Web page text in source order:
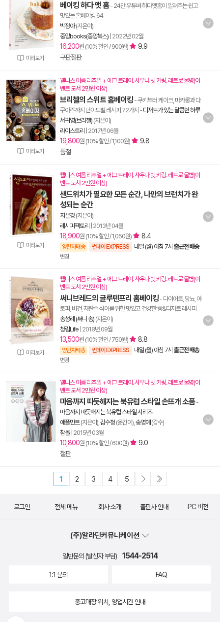
미리보기
베이킹 하다 앳 홈- 24만 유튜버 하다앳홈이 알려주는 쉽고
맛있는 홈베이킹 64
박정아(지은이)
중앙books(중앙북스) 2022년 02월
16,200원 (10% 할인 / 900원)
9.9
구판절판
미리보기
웰니스 여름 리추얼 + 에그 트레이. 사우나 빗 키링. 레트로 물병(이
벤트 도서 2만원 이상)
브리첼의 스위트 홈베이킹 - 쿠키부터 케이크, 마카롱과 다
쿠아즈까지 난이도별 레시피 72가지 - 디저트가 있는 달콤한 하루
서귀영(브리첼) (지은이)
라이스트리
2017년 06월
19,800원 (10% 할인 / 1,100원)
9.8
품절
미리보기
웰니스 여름 리추얼 + 에그 트레이. 사우나 빗 키링. 레트로 물병(이
벤트 도서 2만원 이상)
샌드위치가 필요한 모든 순간, 나만의 브런치가 완
성되는 순간
지은경 (지은이)
레시피팩토리
2013년 04월
18,900원 (10% 할인 / 1,050원) 8.4
양탄자배송 썬데이 EXPRESS 내일 (월) 아침 7시 출근전 배송
변경
미리보기
웰니스 여름 리추얼 + 에그 트레이. 사우나 빗 키링. 레트로 물병(이
벤트 도서 2만원 이상)
써니브레드의 글루텐프리 홈베이킹 - 다이어트, 당뇨, 아
토피, 비건, 저탄수 식이를 위한 맛있고 건강한 빵&디저트 레시피
송성례 (써니 송) (지은이)
청림Life 2018년 09월
13,500원 (10% 할인 / 750원) 8.8
양탄자배송 썬데이 EXPRESS 내일 (월) 아침 7시 출근전 배송
변경
웰니스 여름 리추얼 + 에그 트레이. 사우나 빗 키링. 레트로 물병(이
벤트 도서 2만원 이상)
마음까지 따듯해지는 북유럽 스타일 손뜨개 소품-
마음까지 따듯해지는 북유럽 스타일 시리즈
애플민트(지은이), 김수정 (옮긴이), 송영예 (감수)
참돌| 2015년 03월
10,800원 (10% 할인 / 600원)
9.0
절판
1 2 3 4 5
로그인 전체 메뉴 회사 소개 출판사 안내 PC 버전
(주)알라딘커뮤니케이션
일반문의 (발신자 부담) 1544-2514
1:1 문의 FAQ
중고매장 위치, 영업시간 안내